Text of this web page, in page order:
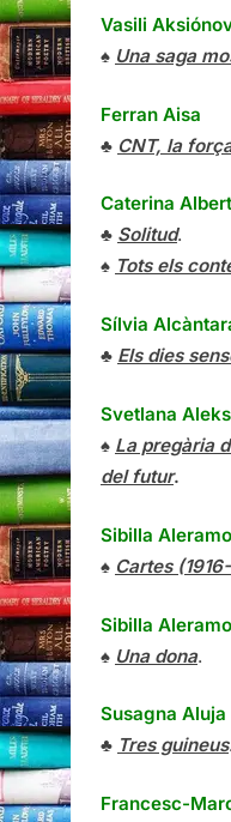
Vasili
♠ Una saga
Ferran Aisa
♣ CNT, la
Caterina Albert
♣ Solitud.
♠ Tots els
Sílvia
♣ Els dies
Svetlana
♠ La pregària
del futur.
Sibilla Aleramo
♠ Cartes
Sibilla Aleramo
♠ Una dona.
Susagna Aluja
♣ Tres guineus.
Francesc-